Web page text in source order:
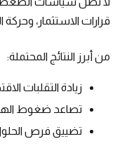
قرارات الاستثمار، وحركة
من أبرز النتائج المحتملة:
زيادة التقلبات
تصاعد ضغوط
تضييق فرص